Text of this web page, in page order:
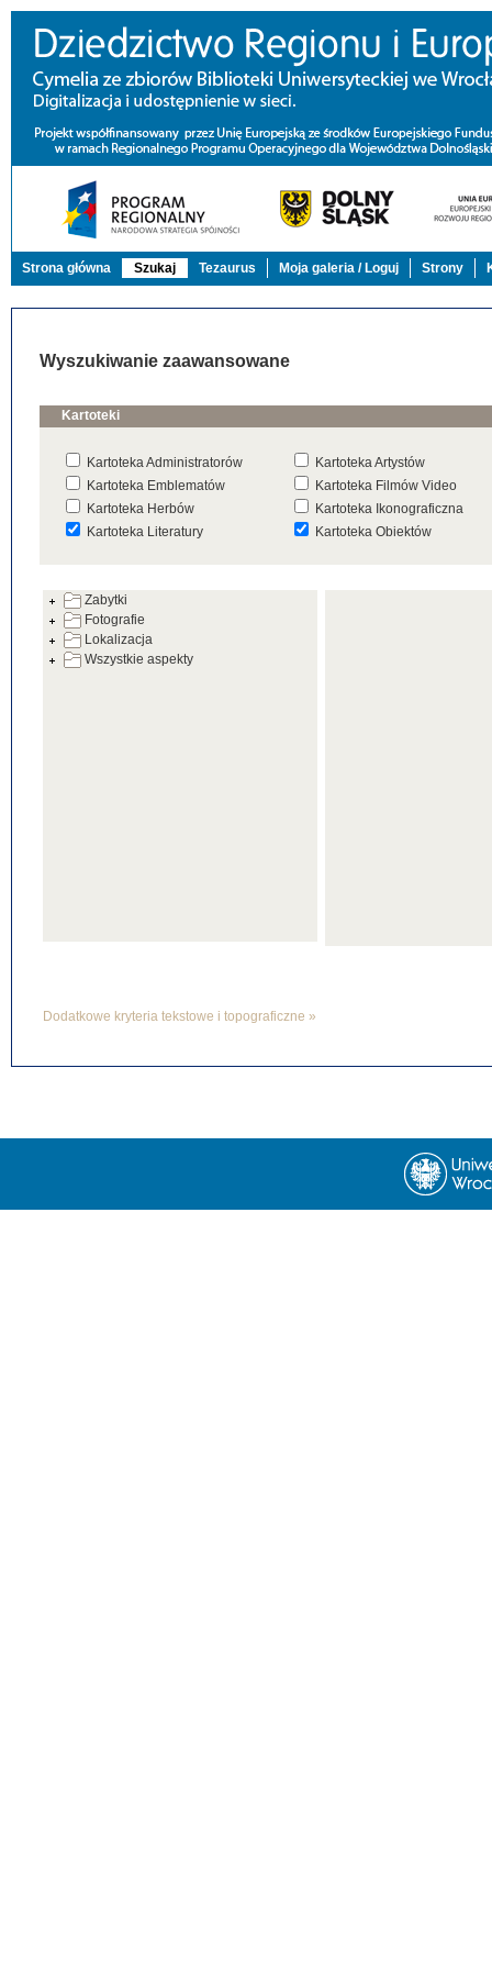
Strona główna Szukaj Tezaurus Moja galeria / Loguj Strony
Wyszukiwanie zaawansowane
Kartoteki
Kartoteka Administratorów
Kartoteka Artystów
Kartoteka Emblematów
Kartoteka Filmów Video
Kartoteka Herbów
Kartoteka Ikonograficzna
Kartoteka Literatury
Kartoteka Obiektów
Kartoteka Warsztatów
Kartoteka Zabytków
Zabytki
Fotografie
Lokalizacja
Wszystkie aspekty
Dodatkowe kryteria tekstowe i topograficzne »